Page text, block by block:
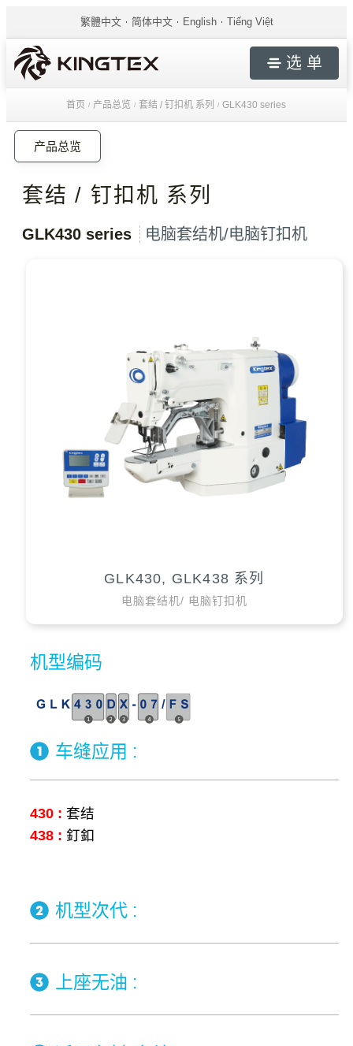
繁體中文 简体中文 English Tiếng Việt
选 单
首页 / 产品总览 / 套结 / 钉扣机 系列 / GLK430 series
产品总览
套结 / 钉扣机 系列
GLK430 series 电脑套结机/电脑钉扣机
GLK430, GLK438 系列
电脑套结机/ 电脑钉扣机
机型编码
车缝应用 :
430 : 套结
438 : 釘釦
机型次代 :
上座无油 :